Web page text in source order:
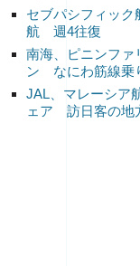
セブパシフィック
航 週4往復
南海、ピニンファ
ン なにわ筋線乗
JAL、マレーシア
ェア 訪日客の地